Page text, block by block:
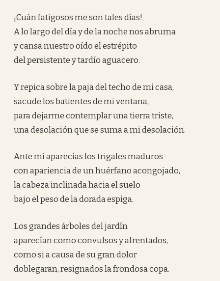
¡Cuán fatigosos me son tales días!
A lo largo del día y de la noche nos abruma
y cansa nuestro oído el estrépito
del persistente y tardío aguacero.
Y repica sobre la paja del techo de mi casa,
sacude los batientes de mi ventana,
para dejarme contemplar una tierra triste,
una desolación que se suma a mi desolación.
Ante mí aparecías los trigales maduros
con apariencia de un huérfano acongojado,
la cabeza inclinada hacia el suelo
bajo el peso de la dorada espiga.
Los grandes árboles del jardín
aparecían como convulsos y afrentados,
como si a causa de su gran dolor
doblegaran, resignados la frondosa copa.